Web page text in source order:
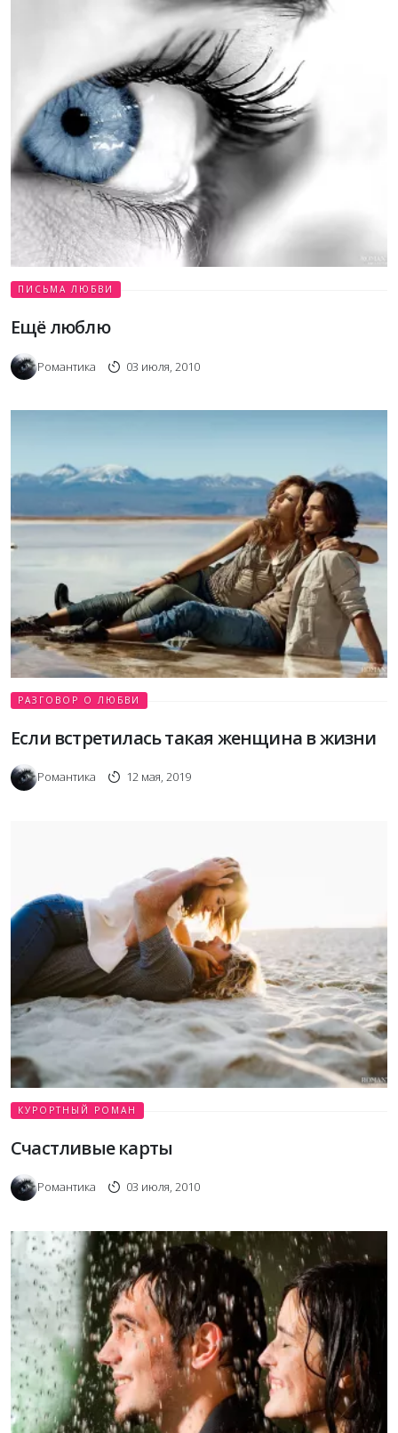
ПИСЬМА ЛЮБВИ
Ещё люблю
Романтика 03 июля, 2010
РАЗГОВОР О ЛЮБВИ
Если встретилась такая женщина в жизни
Романтика 12 мая, 2019
КУРОРТНЫЙ РОМАН
Счастливые карты
Романтика 03 июля, 2010